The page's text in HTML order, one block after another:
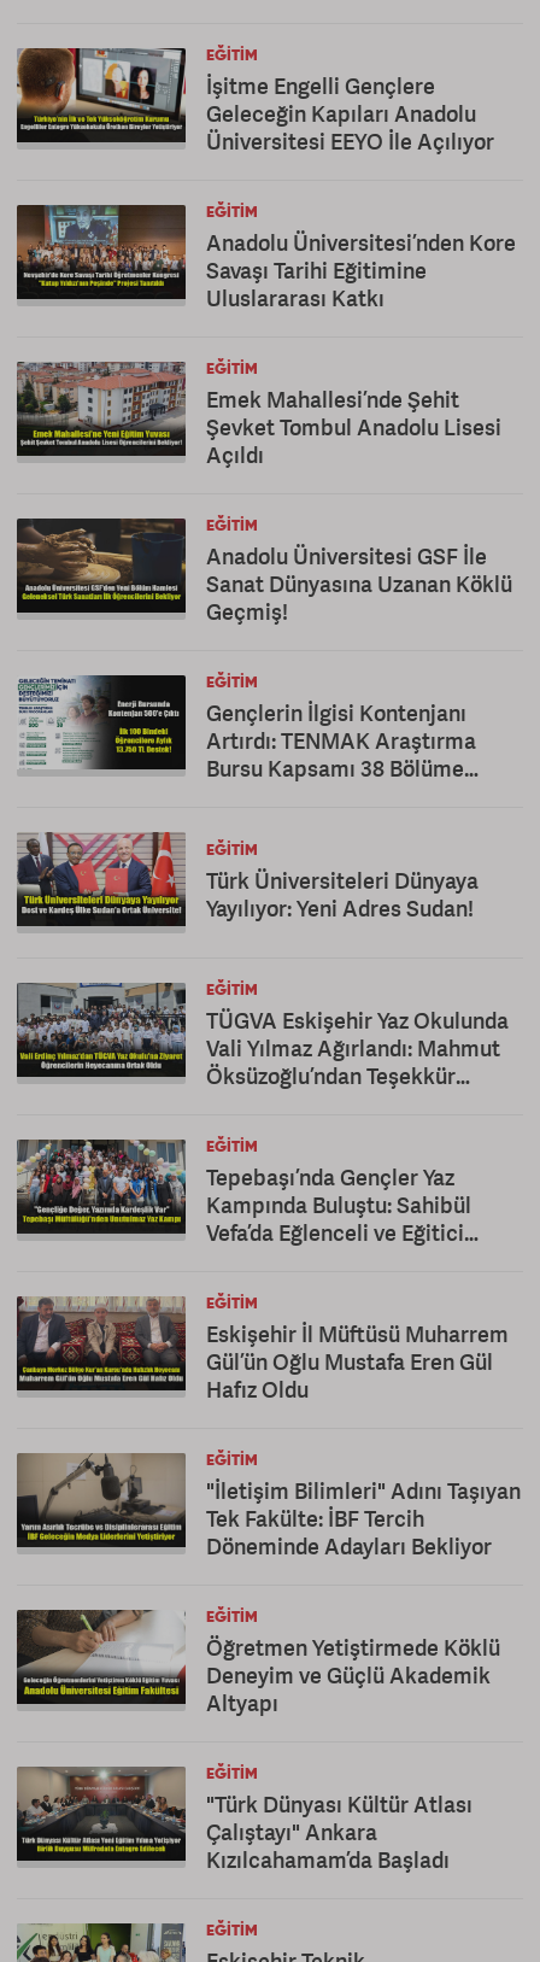
EĞITIM
İşitme Engelli Gençlere
Geleceğin Kapıları Anadolu
Üniversitesi EEYO İle Açılıyor
EĞITIM
Anadolu Üniversitesi’nden Kore
Savaşı Tarihi Eğitimine
Uluslararası Katkı
EĞITIM
Emek Mahallesi’nde Şehit
Şevket Tombul Anadolu Lisesi
Açıldı
EĞITIM
Anadolu Üniversitesi GSF İle
Sanat Dünyasına Uzanan Köklü
Geçmiş!
EĞITIM
Gençlerin İlgisi Kontenjanı
Artırdı: TENMAK Araştırma
Bursu Kapsamı 38 Bölüme
EĞITIM
Türk Üniversiteleri Dünyaya
Yayılıyor: Yeni Adres Sudan!
EĞITIM
TÜGVA Eskişehir Yaz Okulunda
Vali Yılmaz Ağırlandı: Mahmut
Öksüzoğlu’ndan Teşekkür
EĞITIM
Tepebaşı’nda Gençler Yaz
Kampında Buluştu: Sahibül
Vefa’da Eğlenceli ve Eğitici
EĞITIM
Eskişehir İl Müftüsü Muharrem
Gül’ün Oğlu Mustafa Eren Gül
Hafız Oldu
EĞITIM
"İletişim Bilimleri" Adını Taşıyan
Tek Fakülte: İBF Tercih
Döneminde Adayları Bekliyor
EĞITIM
Öğretmen Yetiştirmede Köklü
Deneyim ve Güçlü Akademik
Altyapı
EĞITIM
"Türk Dünyası Kültür Atlası
Çalıştayı" Ankara
Kızılcahamam’da Başladı
EĞITIM